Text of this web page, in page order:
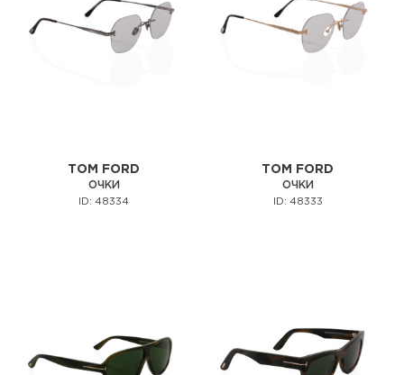
TOM FORD
ОЧКИ
ID: 48334
TOM FORD
ОЧКИ
ID: 48333